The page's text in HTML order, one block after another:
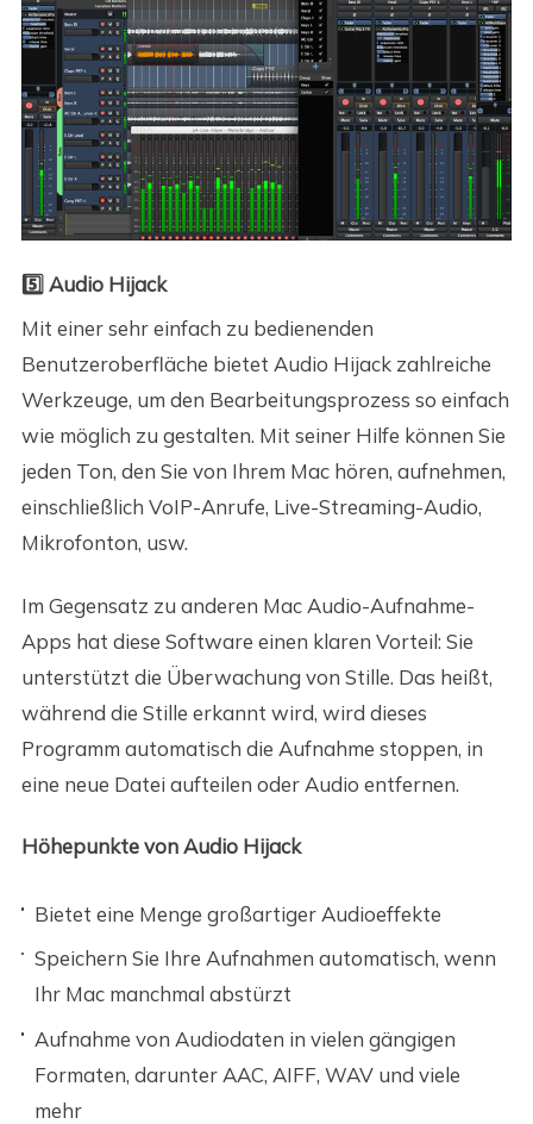
5️⃣ Audio Hijack
Mit einer sehr einfach zu bedienenden
Benutzeroberfläche bietet Audio Hijack zahlreiche
Werkzeuge, um den Bearbeitungsprozess so einfach
wie möglich zu gestalten. Mit seiner Hilfe können Sie
jeden Ton, den Sie von Ihrem Mac hören, aufnehmen,
einschließlich VoIP-Anrufe, Live-Streaming-Audio,
Mikrofonton, usw.
Im Gegensatz zu anderen Mac Audio-Aufnahme-
Apps hat diese Software einen klaren Vorteil: Sie
unterstützt die Überwachung von Stille. Das heißt,
während die Stille erkannt wird, wird dieses
Programm automatisch die Aufnahme stoppen, in
eine neue Datei aufteilen oder Audio entfernen.
Höhepunkte von Audio Hijack
Bietet eine Menge großartiger Audioeffekte
Speichern Sie Ihre Aufnahmen automatisch, wenn
Ihr Mac manchmal abstürzt
Aufnahme von Audiodaten in vielen gängigen
Formaten, darunter AAC, AIFF, WAV und viele
mehr